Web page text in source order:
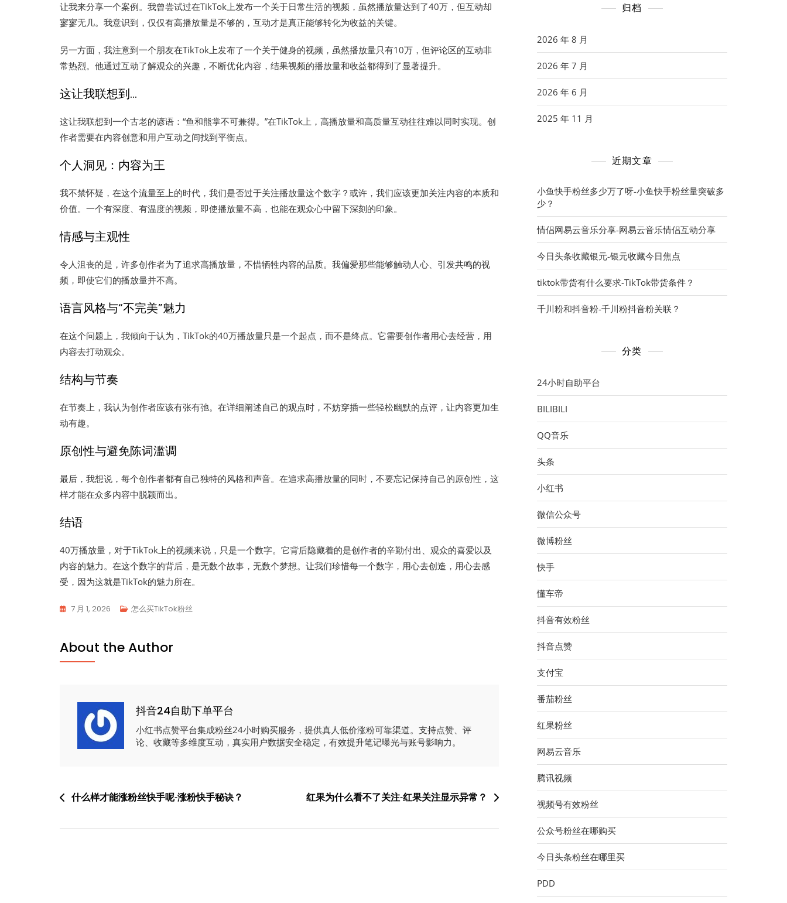
让我来分享一个案例。我曾尝试过在TikTok上发布一个关于日常生活的视频，虽然播放量达到了40万，但互动却
寥寥无几。我意识到，仅仅有高播放量是不够的，互动才是真正能够转化为收益的关键。
另一方面，我注意到一个朋友在TikTok上发布了一个关于健身的视频，虽然播放量只有10万，但评论区的互动非
常热烈。他通过互动了解观众的兴趣，不断优化内容，结果视频的播放量和收益都得到了显著提升。
这让我联想到…
这让我联想到一个古老的谚语：“鱼和熊掌不可兼得。”在TikTok上，高播放量和高质量互动往往难以同时实现。创
作者需要在内容创意和用户互动之间找到平衡点。
个人洞见：内容为王
我不禁怀疑，在这个流量至上的时代，我们是否过于关注播放量这个数字？或许，我们应该更加关注内容的本质和
价值。一个有深度、有温度的视频，即使播放量不高，也能在观众心中留下深刻的印象。
情感与主观性
令人沮丧的是，许多创作者为了追求高播放量，不惜牺牲内容的品质。我偏爱那些能够触动人心、引发共鸣的视
频，即使它们的播放量并不高。
语言风格与“不完美”魅力
在这个问题上，我倾向于认为，TikTok的40万播放量只是一个起点，而不是终点。它需要创作者用心去经营，用
内容去打动观众。
结构与节奏
在节奏上，我认为创作者应该有张有弛。在详细阐述自己的观点时，不妨穿插一些轻松幽默的点评，让内容更加生
动有趣。
原创性与避免陈词滥调
最后，我想说，每个创作者都有自己独特的风格和声音。在追求高播放量的同时，不要忘记保持自己的原创性，这
样才能在众多内容中脱颖而出。
结语
40万播放量，对于TikTok上的视频来说，只是一个数字。它背后隐藏着的是创作者的辛勤付出、观众的喜爱以及
内容的魅力。在这个数字的背后，是无数个故事，无数个梦想。让我们珍惜每一个数字，用心去创造，用心去感
受，因为这就是TikTok的魅力所在。
7 月 1, 2026 怎么买TikTok粉丝
About the Author
抖音24自助下单平台
小红书点赞平台集成粉丝24小时购买服务，提供真人低价涨粉可靠渠道。支持点赞、评
论、收藏等多维度互动，真实用户数据安全稳定，有效提升笔记曝光与账号影响力。
文什么样才能涨粉丝快手呢-涨粉快手秘诀？ 红果为什么看不了关注-红果关注显示异常？
归档
2026 年 8 月
2026 年 7 月
2026 年 6 月
2025 年 11 月
近期文章
小鱼快手粉丝多少万了呀-小鱼快手粉丝量突破多
少？
情侣网易云音乐分享-网易云音乐情侣互动分享
今日头条收藏银元-银元收藏今日焦点
tiktok带货有什么要求-TikTok带货条件？
千川粉和抖音粉-千川粉抖音粉关联？
分类
24小时自助平台
BILIBILI
QQ音乐
头条
小红书
微信公众号
微博粉丝
快手
懂车帝
抖音有效粉丝
抖音点赞
支付宝
番茄粉丝
红果粉丝
网易云音乐
腾讯视频
视频号有效粉丝
公众号粉丝在哪购买
今日头条粉丝在哪里买
PDD